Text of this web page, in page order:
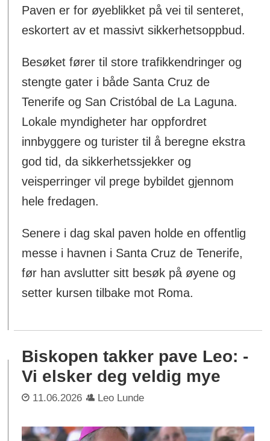
Paven er for øyeblikket på vei til senteret,
eskortert av et massivt sikkerhetsoppbud.
Besøket fører til store trafikkendringer og
stengte gater i både Santa Cruz de
Tenerife og San Cristóbal de La Laguna.
Lokale myndigheter har oppfordret
innbyggere og turister til å beregne ekstra
god tid, da sikkerhetssjekker og
veisperringer vil prege bybildet gjennom
hele fredagen.
Senere i dag skal paven holde en offentlig
messe i havnen i Santa Cruz de Tenerife,
før han avslutter sitt besøk på øyene og
setter kursen tilbake mot Roma.
Biskopen takker pave Leo: -
Vi elsker deg veldig mye
11.06.2026 Leo Lunde